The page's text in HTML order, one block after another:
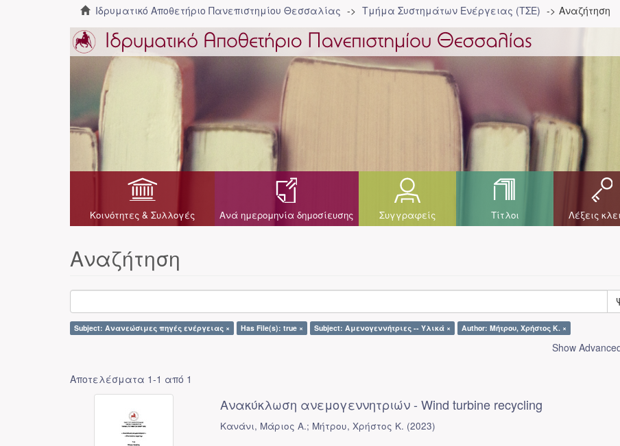
Ιδρυματικό Αποθετήριο Πανεπιστημίου Θεσσαλίας Τμήμα Συστημάτων Ενέργειας (ΤΣΕ) Αναζήτηση
Κοινότητες & Συλλογές Ανά ημερομηνία δημοσίευσης Συγγραφείς Τίτλοι Λέξεις
Αναζήτηση
Subject: Ανανεώσιμες πηγές ενέργειας × Has File(s): true × Subject: Αμενογεννήτριες -- Υλικά × Author: Μήτρου, Χρήστος Κ. ×
Show
Αποτελέσματα 1-1 από 1
Ανακύκλωση ανεμογεννητριών - Wind turbine recycling
Κανάνι, Μάριος Α.; Μήτρου, Χρήστος Κ. (2023)